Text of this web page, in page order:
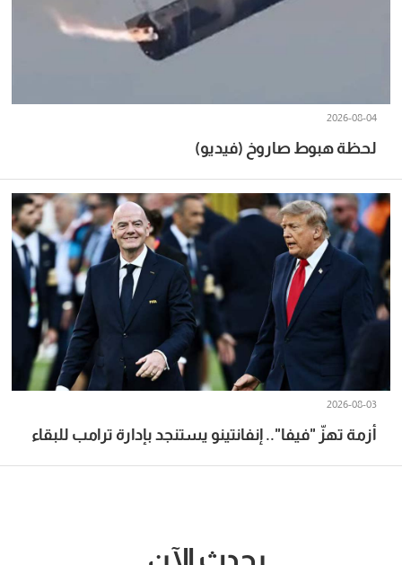
لحظة هبوط صاروخ (فيديو)
2026-08-04
أزمة تهزّ "فيفا".. إنفانتينو يستنجد بإدارة ترامب للبقاء
2026-08-03
يحدث الآن